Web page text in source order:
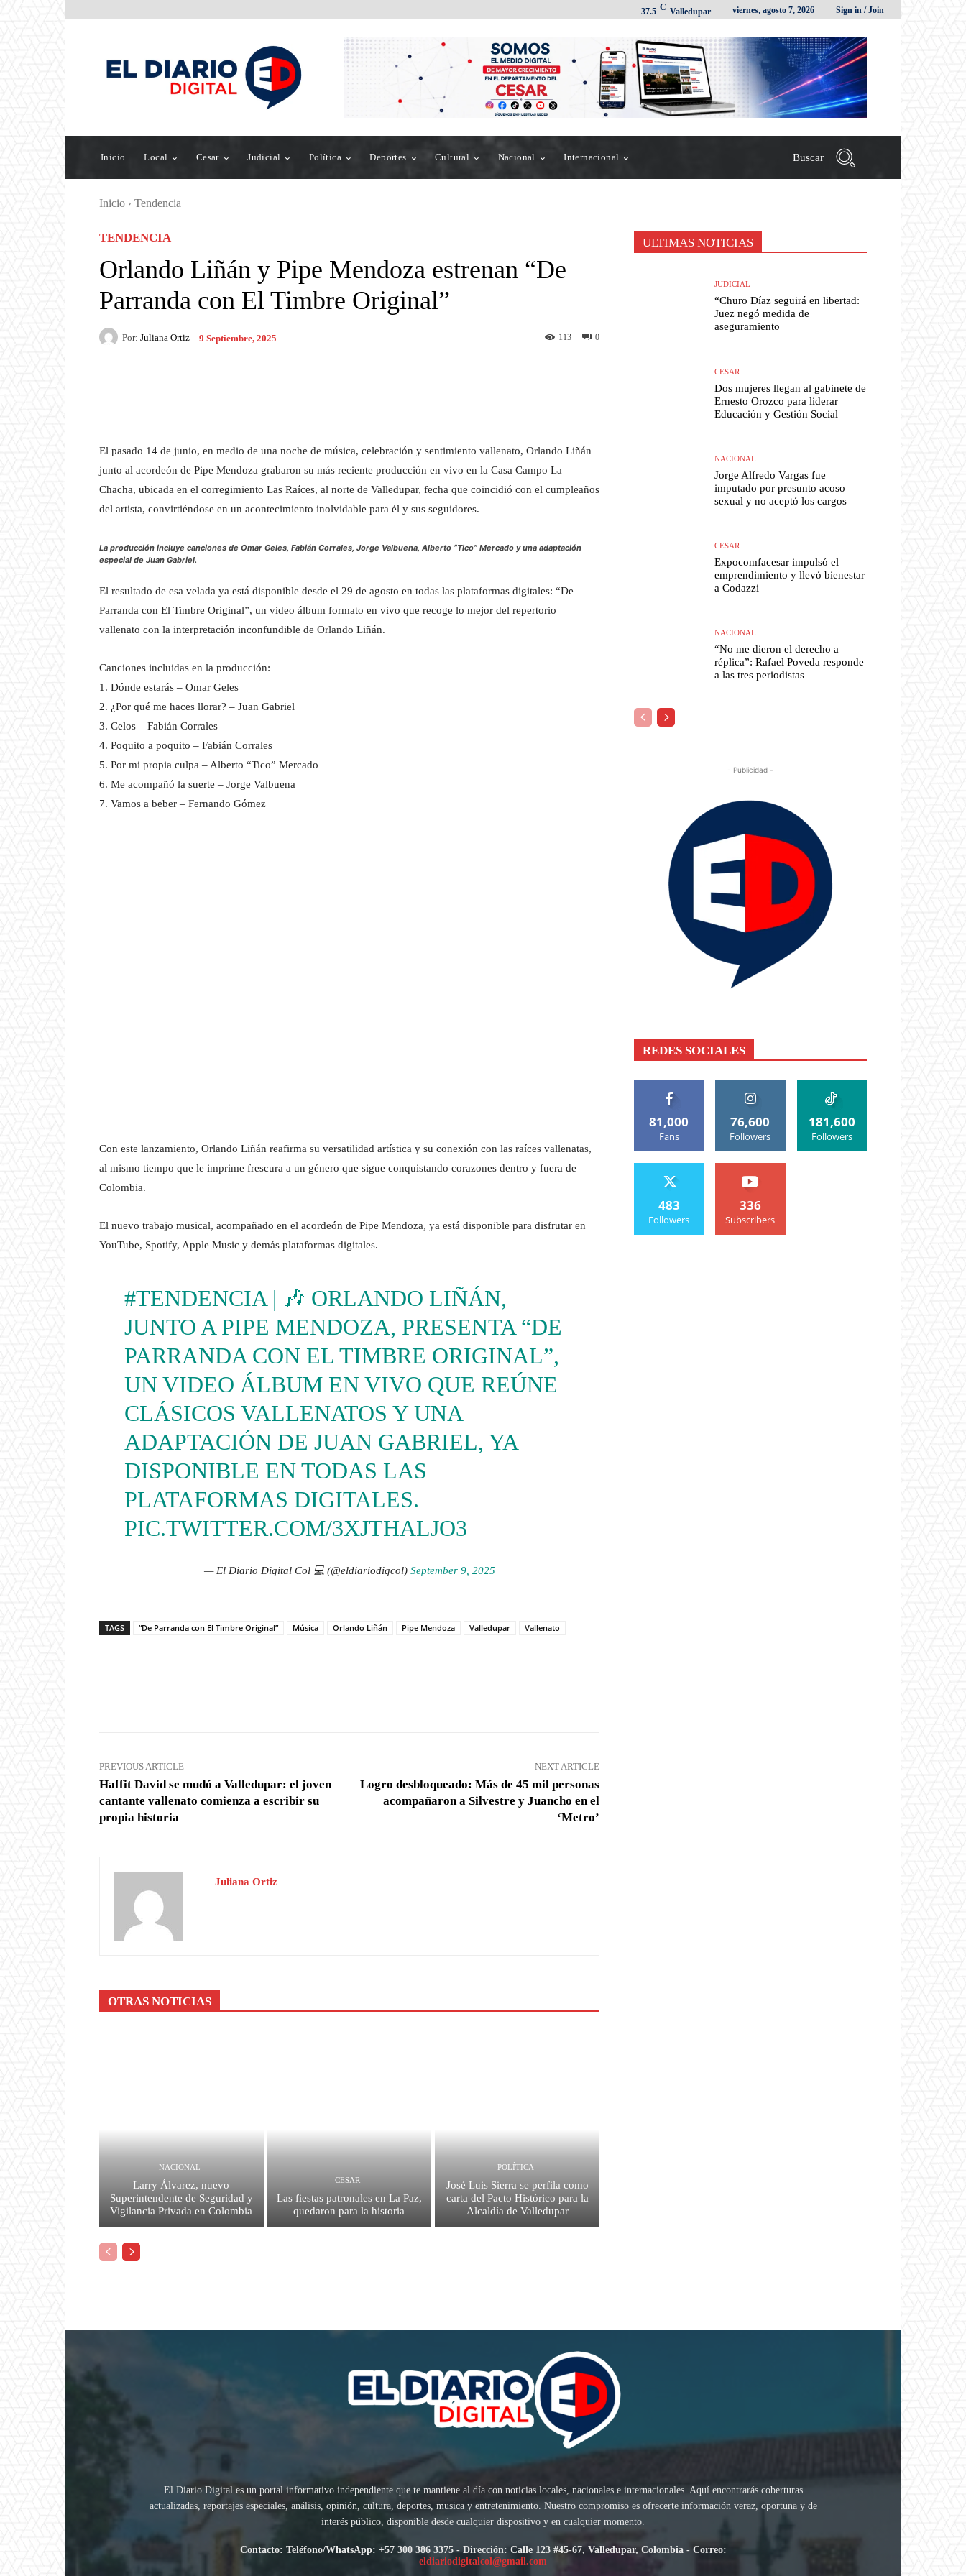
37.5 C Valledupar viernes, agosto 7, 2026 Sign in / Join
Inicio Local Cesar Judicial Política Deportes Cultural Nacional Internacional Buscar
Inicio Tendencia
TENDENCIA
Orlando Liñán y Pipe Mendoza estrenan “De
Parranda con El Timbre Original”
Por: Juliana Ortiz 9 Septiembre, 2025 0
113
El pasado 14 de junio, en medio de una noche de música, celebración y sentimiento vallenato, Orlando Liñán
junto al acordeón de Pipe Mendoza grabaron su más reciente producción en vivo en la Casa Campo La
Chacha, ubicada en el corregimiento Las Raíces, al norte de Valledupar, fecha que coincidió con el cumpleaños
del artista, convirtiéndose en un acontecimiento inolvidable para él y sus seguidores.
La producción incluye canciones de Omar Geles, Fabián Corrales, Jorge Valbuena, Alberto “Tico” Mercado y una adaptación
especial de Juan Gabriel.
El resultado de esa velada ya está disponible desde el 29 de agosto en todas las plataformas digitales: “De
Parranda con El Timbre Original”, un video álbum formato en vivo que recoge lo mejor del repertorio
vallenato con la interpretación inconfundible de Orlando Liñán.
Canciones incluidas en la producción:
1. Dónde estarás – Omar Geles
2. ¿Por qué me haces llorar? – Juan Gabriel
3. Celos – Fabián Corrales
4. Poquito a poquito – Fabián Corrales
5. Por mi propia culpa – Alberto “Tico” Mercado
6. Me acompañó la suerte – Jorge Valbuena
7. Vamos a beber – Fernando Gómez
Con este lanzamiento, Orlando Liñán reafirma su versatilidad artística y su conexión con las raíces vallenatas,
al mismo tiempo que le imprime frescura a un género que sigue conquistando corazones dentro y fuera de
Colombia.
El nuevo trabajo musical, acompañado en el acordeón de Pipe Mendoza, ya está disponible para disfrutar en
YouTube, Spotify, Apple Music y demás plataformas digitales.
#TENDENCIA| 🎶 ORLANDO LIÑÁN,
JUNTO A PIPE MENDOZA, PRESENTA “DE
PARRANDA CON EL TIMBRE ORIGINAL”,
UN VIDEO ÁLBUM EN VIVO QUE REÚNE
CLÁSICOS VALLENATOS Y UNA
ADAPTACIÓN DE JUAN GABRIEL, YA
DISPONIBLE EN TODAS LAS
PLATAFORMAS DIGITALES.
PIC.TWITTER.COM/3XJTHALJO3
— El Diario Digital Col 💻 (@eldiariodigcol) September 9, 2025
TAGS “De Parranda con El Timbre Original” Música Orlando Liñán Pipe Mendoza Valledupar Vallenato
PREVIOUS ARTICLE
Haffit David se mudó a Valledupar: el joven
cantante vallenato comienza a escribir su
propia historia
NEXT ARTICLE
Logro desbloqueado: Más de 45 mil personas
acompañaron a Silvestre y Juancho en el
‘Metro’
Juliana Ortiz
OTRAS NOTICIAS
NACIONAL
Larry Álvarez, nuevo
Superintendente de Seguridad y
Vigilancia Privada en Colombia
CESAR
Las fiestas patronales en La Paz,
quedaron para la historia
POLÍTICA
José Luis Sierra se perfila como
carta del Pacto Histórico para la
Alcaldía de Valledupar
ULTIMAS NOTICIAS
JUDICIAL
“Churo Díaz seguirá en libertad:
Juez negó medida de
aseguramiento
CESAR
Dos mujeres llegan al gabinete de
Ernesto Orozco para liderar
Educación y Gestión Social
NACIONAL
Jorge Alfredo Vargas fue
imputado por presunto acoso
sexual y no aceptó los cargos
CESAR
Expocomfacesar impulsó el
emprendimiento y llevó bienestar
a Codazzi
NACIONAL
“No me dieron el derecho a
réplica”: Rafael Poveda responde
a las tres periodistas
- Publicidad -
REDES SOCIALES
81,000
Fans
76,600
Followers
181,600
Followers
483
Followers
336
Subscribers
El Diario Digital es un portal informativo independiente que te mantiene al día con noticias locales, nacionales e internacionales. Aquí encontrarás coberturas
actualizadas, reportajes especiales, análisis, opinión, cultura, deportes, musica y entretenimiento. Nuestro compromiso es ofrecerte información veraz, oportuna y de
interés público, disponible desde cualquier dispositivo y en cualquier momento.
Contacto: Teléfono/WhatsApp: +57 300 386 3375 - Dirección: Calle 123 #45-67, Valledupar, Colombia - Correo:
eldiariodigitalcol@gmail.com